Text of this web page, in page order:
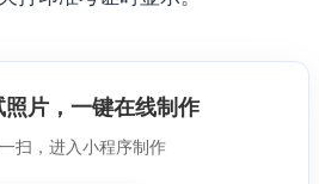
片，一键在线制作
扫，进入小程序制作